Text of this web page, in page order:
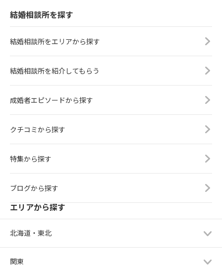
結婚相談所を探す
結婚相談所をエリアから探す
結婚相談所を紹介してもらう
成婚者エピソードから探す
クチコミから探す
特集から探す
ブログから探す
エリアから探す
北海道・東北
関東